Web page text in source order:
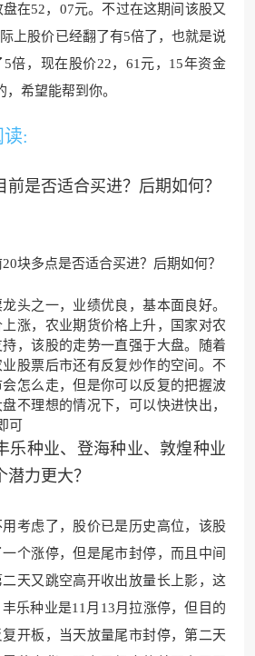
在52，07元。不过在这期间该股又
际上股价已经翻了有5倍了，也就是说
倍，现在股价22，61元，15年资金
希望能帮到你。
:
前是否适合买进？后期如何？
块多点是否适合买进？后期如何？
头之一，业绩优良，基本面良好。
涨，农业期货价格上升，国家对农
，该股的走势一直强于大盘。随着
股票后市还有反复炒作的空间。不
怎么走，但是你可以反复的把握波
不理想的情况下，可以快进快出，
可
乐种业、登海种业、敦煌种业
力更大？
考虑了，股价已是历史高位，该股
个涨停，但是尾市封停，而 且中间
二天又跳空高开收出放量长上影，这
乐种业是11月13月拉涨停，但目的
开板，当天放量尾市封停，第二天